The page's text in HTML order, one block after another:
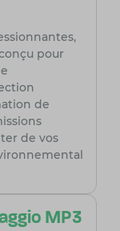
pour
de
de vos
MP3